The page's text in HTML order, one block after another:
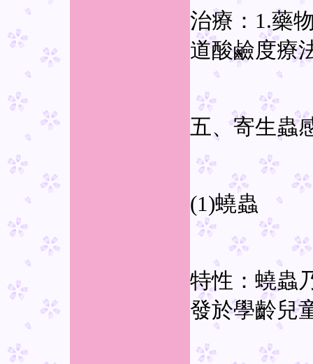
治療：1.藥
道酸鹼度療
五、寄生蟲
(1)蟯蟲
特性：蟯蟲
發於學齡兒